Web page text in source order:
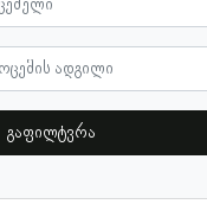
გაფილტვრა